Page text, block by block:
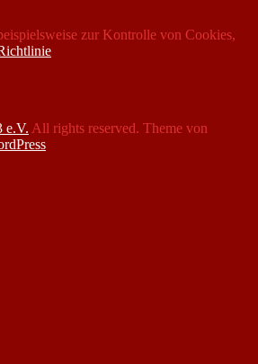
zur Kontrolle von Cookies,
e.V. All rights reserved. Theme von